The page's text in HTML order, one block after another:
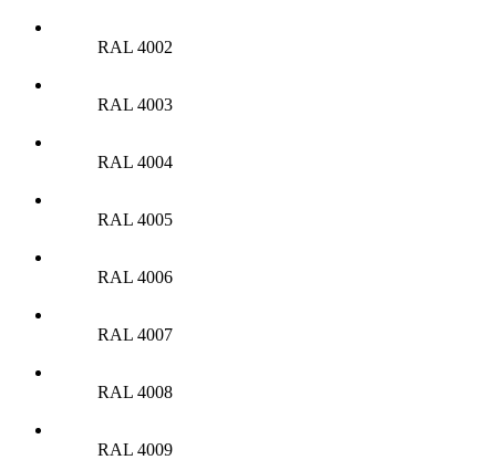
RAL 4002
RAL 4003
RAL 4004
RAL 4005
RAL 4006
RAL 4007
RAL 4008
RAL 4009